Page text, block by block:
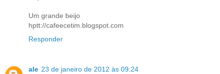
Um grande beijo
hptt://cafeecetim.blogspot.com
Responder
ale 23 de janeiro de 2012 às 09:24